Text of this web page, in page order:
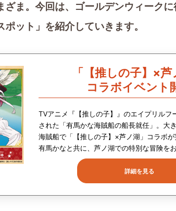
ま。今回は、ゴールデンウィーク
ポット」を紹介していきます。
「【推しの子】×芦
コラボイベント
TVアニメ『【推しの子】』のエイプリルフ
された「有馬かな海賊船の船長就任」。大
海賊船で「【推しの子】×芦ノ湖」コラボ
有馬かなと共に、芦ノ湖での特別な冒険を
詳細を見る